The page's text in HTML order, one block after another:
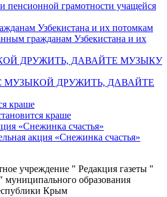
грамотности учащейся
гражданам Узбекистана и их
МУЗЫКОЙ ДРУЖИТЬ, ДАВАЙТЕ
краше
акция «Снежинка счастья»
учреждение " Редакция газеты "
муниципального образования
Крым